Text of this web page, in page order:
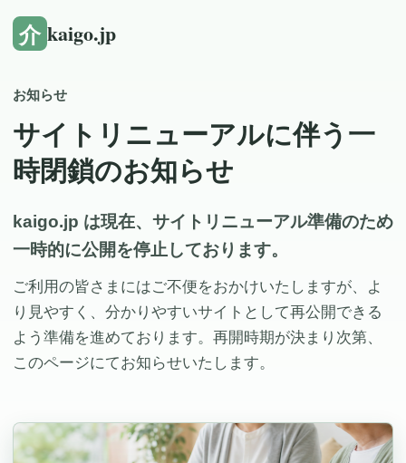
介 kaigo.jp
お知らせ
サイトリニューアルに伴う一
時閉鎖のお知らせ
kaigo.jp は現在、サイトリニューアル準備のため
一時的に公開を停止しております。
ご利用の皆さまにはご不便をおかけいたしますが、よ
り見やすく、分かりやすいサイトとして再公開できる
よう準備を進めております。再開時期が決まり次第、
このページにてお知らせいたします。